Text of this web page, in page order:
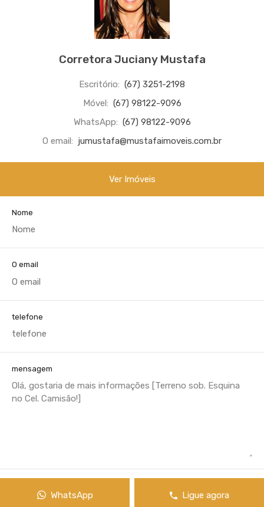
Corretora Juciany Mustafa
Escritório: (67) 3251-2198
Móvel: (67) 98122-9096
WhatsApp: (67) 98122-9096
O email: jumustafa@mustafaimoveis.com.br
Ver Imóveis
Nome
O email
telefone
mensagem
WhatsApp Ligue agora